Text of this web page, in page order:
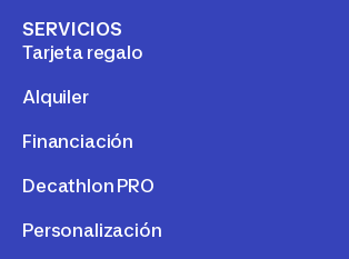
SERVICIOS
Tarjeta regalo
Alquiler
Financiación
Decathlon PRO
Personalización